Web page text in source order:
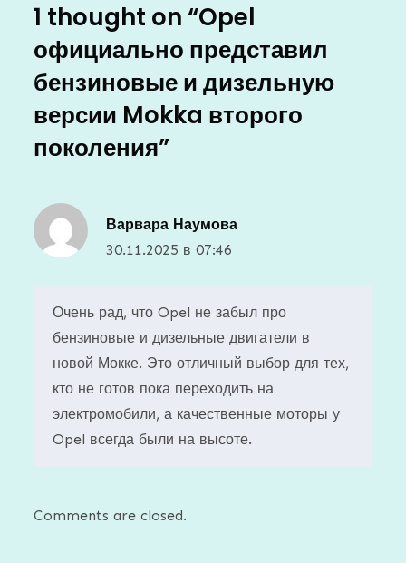
1 thought on “Opel
официально представил
бензиновые и дизельную
версии Mokka второго
поколения”
Варвара Наумова
30.11.2025 в 07:46
Очень рад, что Opel не забыл про
бензиновые и дизельные двигатели в
новой Мокке. Это отличный выбор для тех,
кто не готов пока переходить на
электромобили, а качественные моторы у
Opel всегда были на высоте.
Comments are closed.